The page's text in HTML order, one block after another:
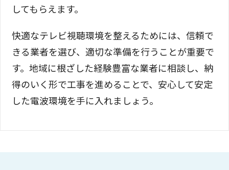
してもらえます。
快適なテレビ視聴環境を整えるためには、信頼で
きる業者を選び、適切な準備を行うことが重要で
す。地域に根ざした経験豊富な業者に相談し、納
得のいく形で工事を進めることで、安心して安定
した電波環境を手に入れましょう。